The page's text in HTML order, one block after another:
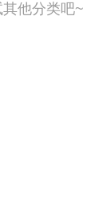
他分类吧~